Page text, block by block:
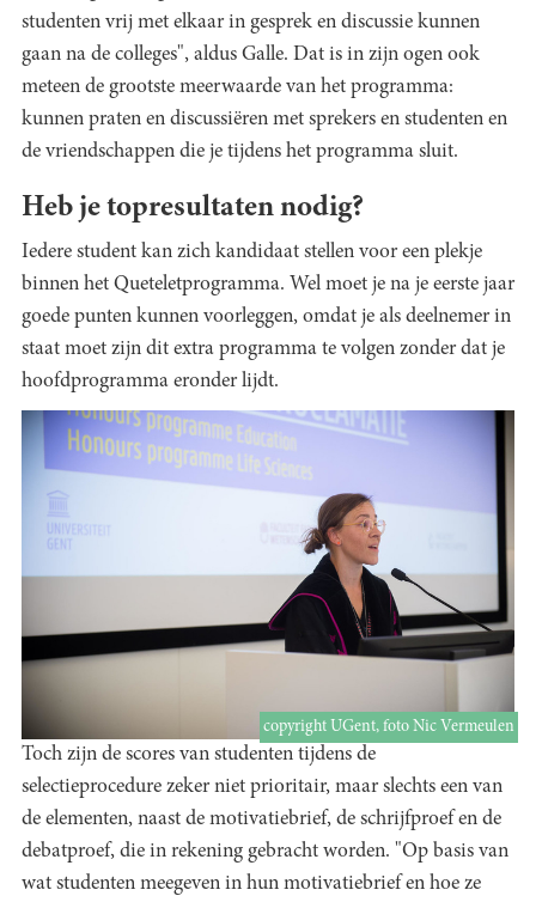
studenten vrij met elkaar in gesprek en discussie kunnen
gaan na de colleges", aldus Galle. Dat is in zijn ogen ook
meteen de grootste meerwaarde van het programma:
kunnen praten en discussiëren met sprekers en studenten en
de vriendschappen die je tijdens het programma sluit.
Heb je topresultaten nodig?
Iedere student kan zich kandidaat stellen voor een plekje
binnen het Queteletprogramma. Wel moet je na je eerste jaar
goede punten kunnen voorleggen, omdat je als deelnemer in
staat moet zijn dit extra programma te volgen zonder dat je
hoofdprogramma eronder lijdt.
copyright UGent, foto Nic Vermeulen
Toch zijn de scores van studenten tijdens de
selectieprocedure zeker niet prioritair, maar slechts een van
de elementen, naast de motivatiebrief, de schrijfproef en de
debatproef, die in rekening gebracht worden. "Op basis van
wat studenten meegeven in hun motivatiebrief en hoe ze